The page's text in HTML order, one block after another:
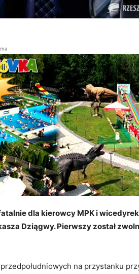
dla kierowcy MPK i
Dziągwy. Pierwszy został
na przystanku